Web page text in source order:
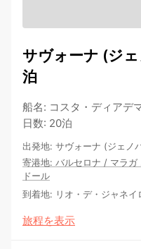
サヴォーナ (ジ
泊
船名: コスタ・ディアデ
日数: 20泊
出発地: サヴォーナ (ジェノ
寄港地: バルセロナ / マラガ
ドール
到着地: リオ・デ・ジャネ
旅程を表示